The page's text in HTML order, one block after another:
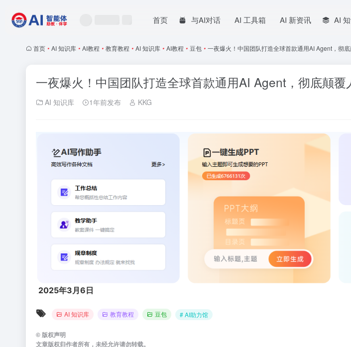
首页 与AI对话 AI 工具箱 AI 新资讯 AI
首页 • AI 知识库 • AI教程 • 教育教程 • AI 知识库 • AI教程 • 豆包 • 一夜爆火！中国团队打造全球首款通用AI Agent，彻
一夜爆火！中国团队打造全球首款通用AI Agent，彻底颠
AI 知识库 1年前发布 KKG
2025年3月6日
AI 知识库 教育教程 豆包 # AI助力馆
©版权声明
文章版权归作者所有，未经允许请勿转载。